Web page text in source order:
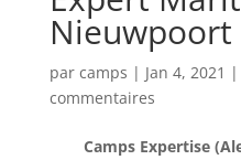
Nieuwpoort
par camps | Jan 4, 2021 |
commentaires
Camps Expertise